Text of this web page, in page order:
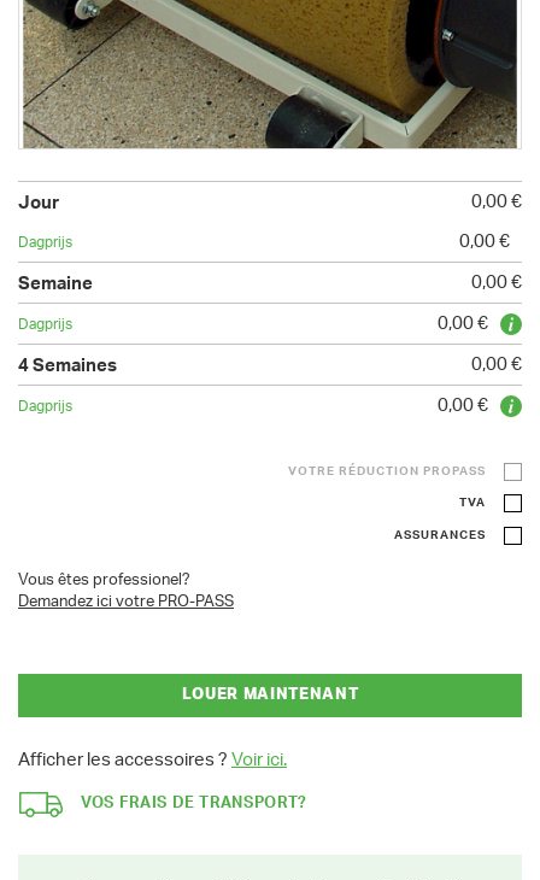
0,00 €
0,00 €
0,00 €
0,00 €
0,00 €
0,00 €
VOTRE RÉDUCTION PROPASS
TVA
ASSURANCES
Vous êtes professionel?
Demandez ici votre PRO-PASS
LOUER MAINTENANT
Afficher les accessoires ? Voir ici.
VOS FRAIS DE TRANSPORT?